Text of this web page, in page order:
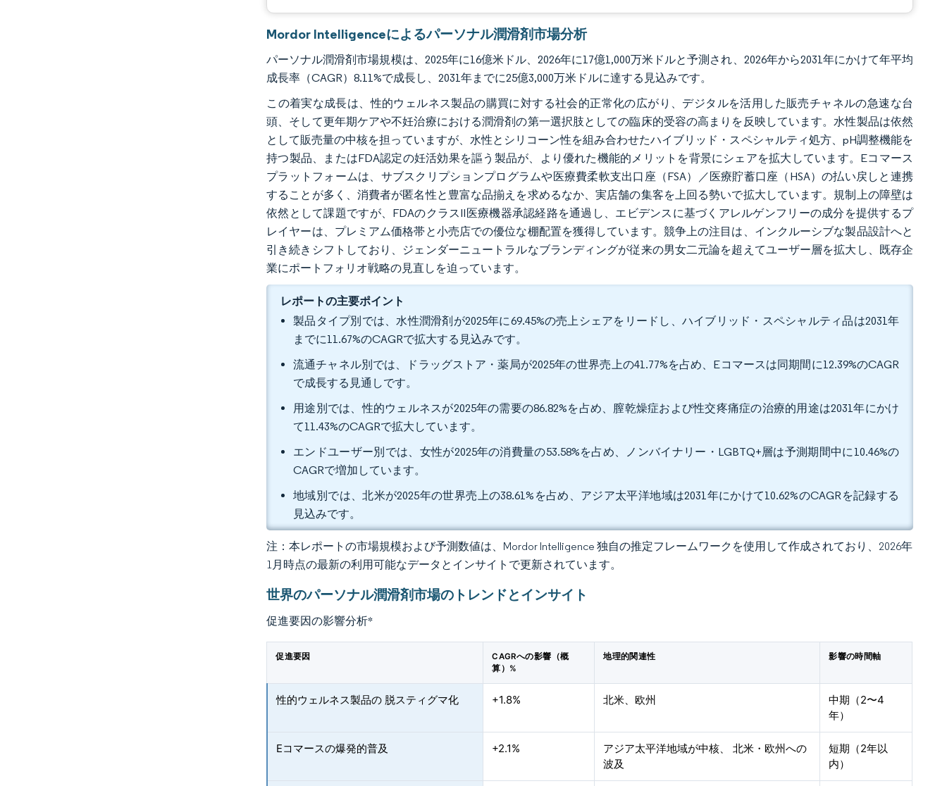
Mordor Intelligenceによるパーソナル潤滑剤市場分析
パーソナル潤滑剤市場規模は、2025年に16億米ドル、2026年に17億1,000万米ドルと予測され、2026年から2031年にかけて年平均
成長率（CAGR）8.11%で成長し、2031年までに25億3,000万米ドルに達する見込みです。
この着実な成長は、性的ウェルネス製品の購買に対する社会的正常化の広がり、デジタルを活用した販売チャネルの急速な台
頭、そして更年期ケアや不妊治療における潤滑剤の第一選択肢としての臨床的受容の高まりを反映しています。水性製品は依然
として販売量の中核を担っていますが、水性とシリコーン性を組み合わせたハイブリッド・スペシャルティ処方、pH調整機能を
持つ製品、またはFDA認定の妊活効果を謳う製品が、より優れた機能的メリットを背景にシェアを拡大しています。Eコマース
プラットフォームは、サブスクリプションプログラムや医療費柔軟支出口座（FSA）／医療貯蓄口座（HSA）の払い戻しと連携
することが多く、消費者が匿名性と豊富な品揃えを求めるなか、実店舗の集客を上回る勢いで拡大しています。規制上の障壁は
依然として課題ですが、FDAのクラスII医療機器承認経路を通過し、エビデンスに基づくアレルゲンフリーの成分を提供するプ
レイヤーは、プレミアム価格帯と小売店での優位な棚配置を獲得しています。競争上の注目は、インクルーシブな製品設計へと
引き続きシフトしており、ジェンダーニュートラルなブランディングが従来の男女二元論を超えてユーザー層を拡大し、既存企
業にポートフォリオ戦略の見直しを迫っています。
レポートの主要ポイント
製品タイプ別では、水性潤滑剤が2025年に69.45%の売上シェアをリードし、ハイブリッド・スペシャルティ品は2031年
までに11.67%のCAGRで拡大する見込みです。
流通チャネル別では、ドラッグストア・薬局が2025年の世界売上の41.77%を占め、Eコマースは同期間に12.39%のCAGR
で成長する見通しです。
用途別では、性的ウェルネスが2025年の需要の86.82%を占め、膣乾燥症および性交疼痛症の治療的用途は2031年にかけ
て11.43%のCAGRで拡大しています。
エンドユーザー別では、女性が2025年の消費量の53.58%を占め、ノンバイナリー・LGBTQ+層は予測期間中に10.46%の
CAGRで増加しています。
地域別では、北米が2025年の世界売上の38.61%を占め、アジア太平洋地域は2031年にかけて10.62%のCAGRを記録する
見込みです。
注：本レポートの市場規模および予測数値は、Mordor Intelligence 独自の推定フレームワークを使用して作成されており、2026年
1月時点の最新の利用可能なデータとインサイトで更新されています。
世界のパーソナル潤滑剤市場のトレンドとインサイト
促進要因の影響分析*
促進要因
CAGRへの影響（概
算）%
地理的関連性 影響の時間軸
性的ウェルネス製品の 脱スティグマ化 +1.8% 北米、欧州
中期（2〜4
年）
Eコマースの爆発的普及 +2.1%
アジア太平洋地域が中核、 北米・欧州への
波及
短期（2年以
内）